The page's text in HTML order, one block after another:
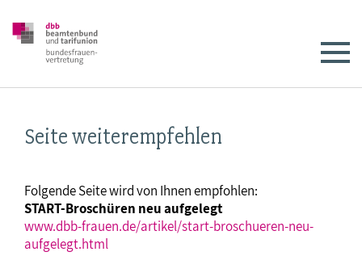
Seite weiterempfehlen
Folgende Seite wird von Ihnen empfohlen:
START-Broschüren neu aufgelegt
www.dbb-frauen.de/artikel/start-broschueren-neu-
aufgelegt.html